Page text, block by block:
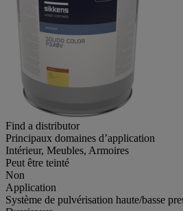
Find a distributor
Principaux domaines d’application
Intérieur, Meubles, Armoires
Peut être teinté
Non
Application
Système de pulvérisation haute/basse